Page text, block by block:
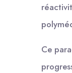
Ce